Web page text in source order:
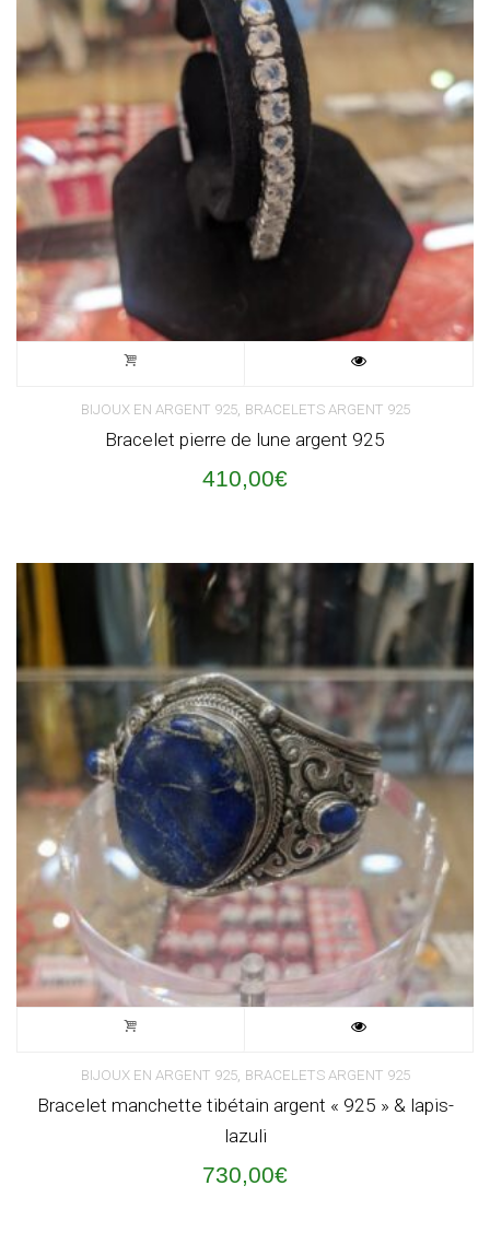
BIJOUX EN ARGENT 925, BRACELETS ARGENT 925
Bracelet pierre de lune argent 925
410,00€
BIJOUX EN ARGENT 925, BRACELETS ARGENT 925
Bracelet manchette tibétain argent « 925 » & lapis-
lazuli
730,00€